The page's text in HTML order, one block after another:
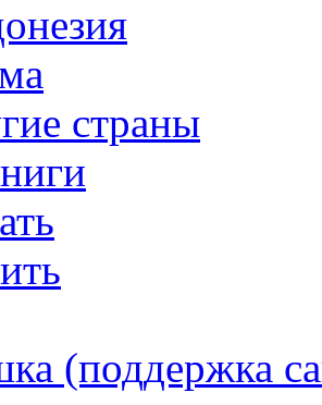
страны
(поддержка